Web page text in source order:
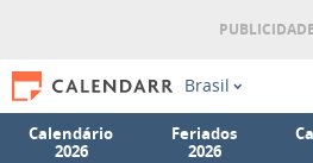
Brasil
Calendário
2026
Feriados
2026